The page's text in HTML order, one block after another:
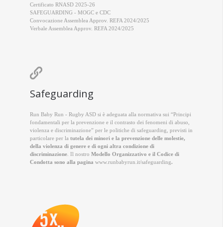
Certificato RNASD 2025-26
SAFEGUARDING - MOGC e CDC
Convocazione Assemblea Approv. REFA 2024/2025
Verbale Assemblea Approv. REFA 2024/2025

Safeguarding
Run Baby Run - Rugby ASD si è adeguata alla normativa sui “Principi
fondamentali per la prevenzione e il contrasto dei fenomeni di abuso,
violenza e discriminazione” per le politiche di safeguarding, previsti in
particolare per la tutela dei minori e la prevenzione delle molestie,
della violenza di genere e di ogni altra condizione di
discriminazione . Il nostro Modello Organizzativo e il Codice di
Condotta sono alla pagina www.runbabyrun.it/safeguarding.